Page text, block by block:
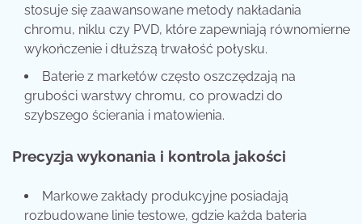
stosuje się zaawansowane metody nakładania
chromu, niklu czy PVD, które zapewniają równomierne
wykończenie i dłuższą trwałość połysku.
Baterie z marketów często oszczędzają na
grubości warstwy chromu, co prowadzi do
szybszego ścierania i matowienia.
Precyzja wykonania i kontrola jakości
Markowe zakłady produkcyjne posiadają
rozbudowane linie testowe, gdzie każda bateria